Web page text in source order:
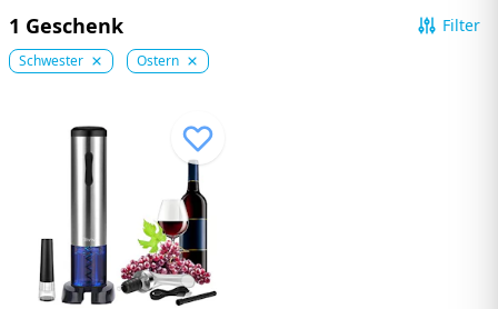
1 Geschenk Filter
Schwester Ostern